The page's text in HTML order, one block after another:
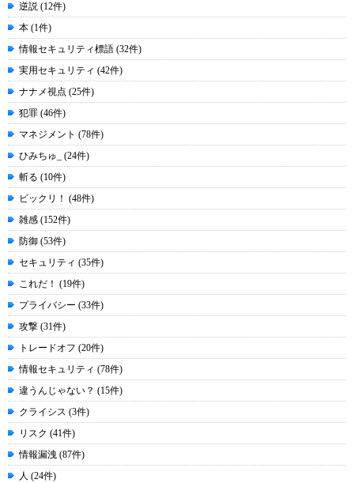
逆説 (12件)
本 (1件)
情報セキュリティ標語 (32件)
実用セキュリティ (42件)
ナナメ視点 (25件)
犯罪 (46件)
マネジメント (78件)
ひみちゅ_ (24件)
斬る (10件)
ビックリ！ (48件)
雑感 (152件)
防御 (53件)
セキュリティ (35件)
これだ！ (19件)
プライバシー (33件)
攻撃 (31件)
トレードオフ (20件)
情報セキュリティ (78件)
違うんじゃない？ (15件)
クライシス (3件)
リスク (41件)
情報漏洩 (87件)
人 (24件)